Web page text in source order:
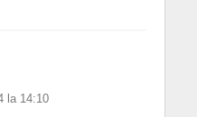
la 14:10